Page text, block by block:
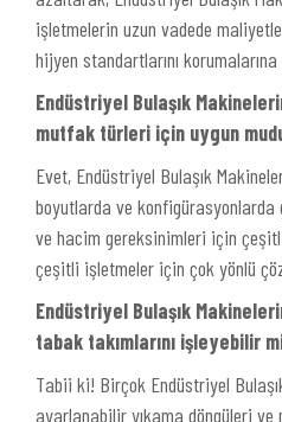
işletmelerin uzun vadede
hijyen standartlarını korumalarına
Endüstriyel Bulaşık
mutfak türleri için uygun
Evet, Endüstriyel Bulaşık
boyutlarda ve konfigürasyonlarda
ve hacim gereksinimleri için
çeşitli işletmeler için çok yönlü
Endüstriyel Bulaşık
tabak takımlarını işleyebilir
Tabii ki! Birçok Endüstriyel
ayarlanabilir yıkama döngüleri ve